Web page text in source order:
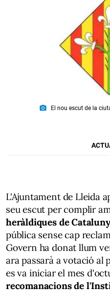
photo_camera El nou escut de la
L'Ajuntament de Lleida
seu escut per complir
heràldiques de
pública sense cap
Govern ha donat llum
ara passarà a votació al
es va iniciar el mes
recomanacions de